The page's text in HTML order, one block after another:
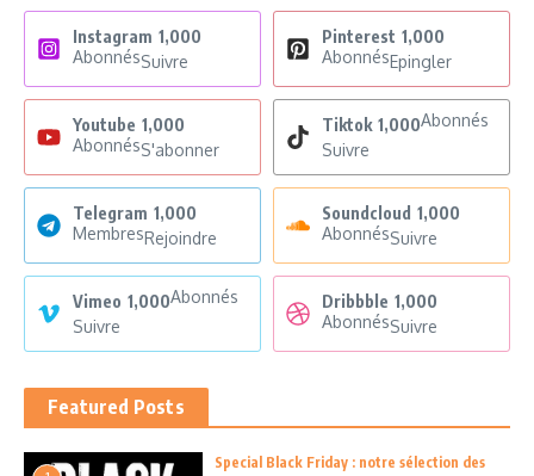
Instagram 1,000
AbonnésSuivre
Pinterest 1,000
AbonnésEpingler
Youtube 1,000
AbonnésS'abonner
Tiktok 1,000Abonnés
Suivre
Telegram 1,000
MembresRejoindre
Soundcloud 1,000
AbonnésSuivre
Vimeo 1,000Abonnés
Suivre
Dribbble 1,000
AbonnésSuivre
Featured Posts
Special Black Friday : notre sélection des